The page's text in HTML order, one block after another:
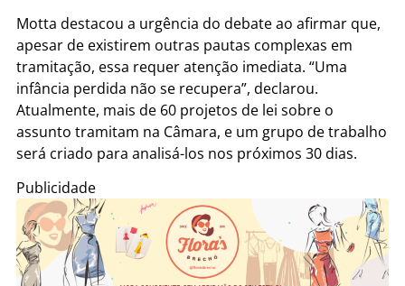
Motta destacou a urgência do debate ao afirmar que,
apesar de existirem outras pautas complexas em
tramitação, essa requer atenção imediata. “Uma
infância perdida não se recupera”, declarou.
Atualmente, mais de 60 projetos de lei sobre o
assunto tramitam na Câmara, e um grupo de trabalho
será criado para analisá-los nos próximos 30 dias.
Publicidade